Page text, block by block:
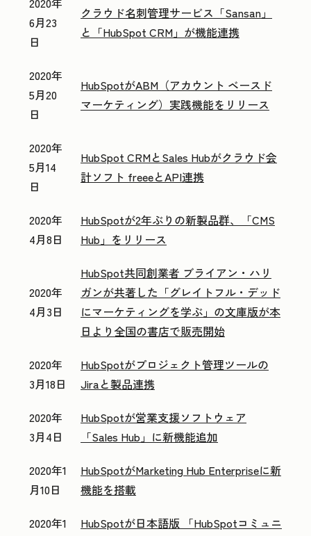
6月23
日
クラウド名刺管理サービス「Sansan」
と「HubSpot CRM」が機能連携
2020年
5月20
日
HubSpotがABM（アカウント ベースド
マーケティング）実践機能をリリース
2020年
5月14
日
HubSpot CRMとSales Hubがクラウド会
計ソフト freeeとAPI連携
2020年
4月8日
HubSpotが2年ぶりの新製品群、「CMS
Hub」をリリース
2020年
4月3日
HubSpot共同創業者 ブライアン・ハリ
ガンが共著した「グレイトフル・デッド
にマーケティングを学ぶ」の文庫版が本
日より全国の書店で販売開始
2020年
3月18日
HubSpotがプロジェクト管理ツールの
Jiraと製品連携
2020年
3月4日
HubSpotが営業支援ソフトウェア
「Sales Hub」に新機能追加
2020年1
月10日
HubSpotがMarketing Hub Enterpriseに新
機能を搭載
2020年1
HubSpotが日本語版 「HubSpotコミュニ